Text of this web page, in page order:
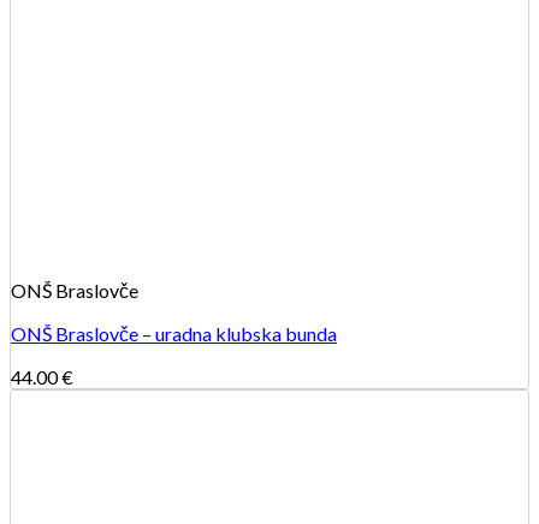
ONŠ Braslovče
ONŠ Braslovče – uradna klubska bunda
44.00€